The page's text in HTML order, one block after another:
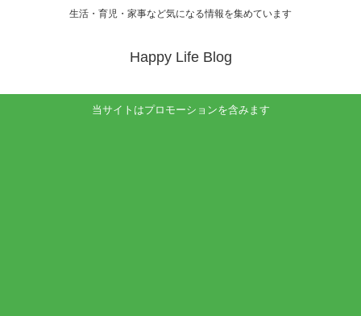
生活・育児・家事など気になる情報を集めています
Happy Life Blog
当サイトはプロモーションを含みます